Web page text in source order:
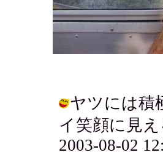
ヤツには積
イ笑顔に見
2003-08-02